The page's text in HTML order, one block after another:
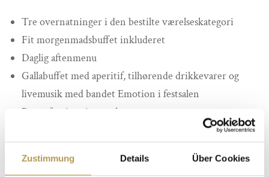
Zustimmung Details Über Cookies
Tre overnatninger i den bestilte værelseskategori
Fit morgenmadsbuffet inkluderet
Daglig aftenmenu
Gallabuffet med aperitif, tilhørende drikkevarer og
livemusik med bandet Emotion i festsalen
Brug af swimmingpool og saunaer
Udlevering af bløde badekåber, badetøfler og
Gratis WLAN